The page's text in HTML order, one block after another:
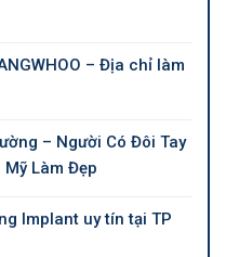
– Địa chỉ làm
– Người Có Đôi Tay
Mỹ Làm Đẹp
Implant uy tín tại TP